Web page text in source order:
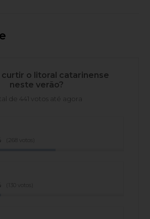
curtir o litoral catarinense
neste verão?
de 441 votos até agora
(268 votos)
(130 votos)